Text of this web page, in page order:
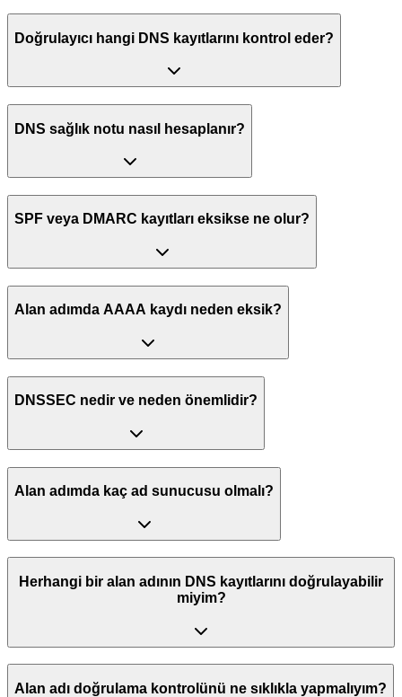
Doğrulayıcı hangi DNS kayıtlarını kontrol eder?
DNS sağlık notu nasıl hesaplanır?
SPF veya DMARC kayıtları eksikse ne olur?
Alan adımda AAAA kaydı neden eksik?
DNSSEC nedir ve neden önemlidir?
Alan adımda kaç ad sunucusu olmalı?
Herhangi bir alan adının DNS kayıtlarını doğrulayabilir
miyim?
Alan adı doğrulama kontrolünü ne sıklıkla yapmalıyım?